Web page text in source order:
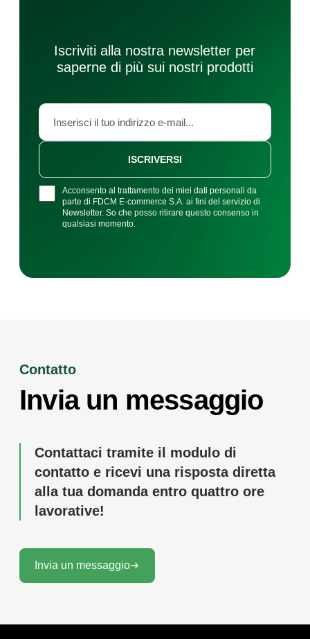
Iscriviti alla nostra newsletter per
saperne di più sui nostri prodotti
Acconsento al trattamento dei miei dati personali da
parte di FDCM E-commerce S.A. ai fini del servizio di
Newsletter. So che posso ritirare questo consenso in
qualsiasi momento.
ISCRIVERSI
Contatto
Invia un messaggio
Contattaci tramite il modulo di
contatto e ricevi una risposta diretta
alla tua domanda entro quattro ore
lavorative!
Invia un messaggio